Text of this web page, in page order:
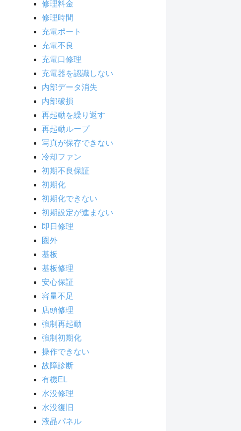
修理料金
修理時間
充電ポート
充電不良
充電口修理
充電器を認識しない
内部データ消失
内部破損
再起動を繰り返す
再起動ループ
写真が保存できない
冷却ファン
初期不良保証
初期化
初期化できない
初期設定が進まない
即日修理
圏外
基板
基板修理
安心保証
容量不足
店頭修理
強制再起動
強制初期化
操作できない
故障診断
有機EL
水没修理
水没復旧
液晶パネル